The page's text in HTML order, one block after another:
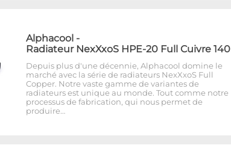
Alphacool -
Radiateur NexXxoS HPE-20 Full Cuivre 140
Depuis plus d'une décennie, Alphacool domine le
marché avec la série de radiateurs NexXxoS Full
Copper. Notre vaste gamme de variantes de
radiateurs est unique au monde. Tout comme notre
processus de fabrication, qui nous permet de
produire…